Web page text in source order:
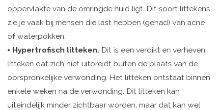
oppervlakte van de omringde huid ligt. Dit soort littekens
zie je vaak bij mensen die last hebben (gehad) van acne
of waterpokken.
• Hypertrofisch litteken. Dit is een verdikt en verheven
litteken dat zich niet uitbreidt buiten de plaats van de
oorspronkelijke verwonding. Het litteken ontstaat binnen
enkele weken na de verwonding. Dit litteken kan
uiteindelijk minder zichtbaar worden, maar dat kan wel